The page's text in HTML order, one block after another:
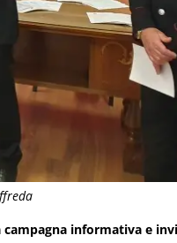
informativa e